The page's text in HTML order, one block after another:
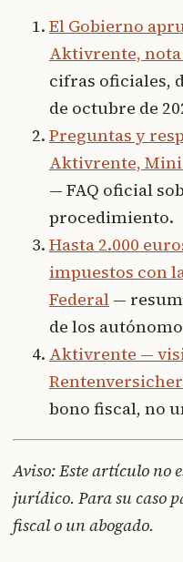
El Gobierno
Aktivrente, nota
cifras oficiales,
de octubre de
Preguntas y
Aktivrente,
— FAQ oficial
procedimiento.
Hasta 2.000
impuestos con
Federal —
de los
Aktivrente —
bono fiscal, no
Aviso: Este artículo no
jurídico. Para su caso
fiscal o un abogado.